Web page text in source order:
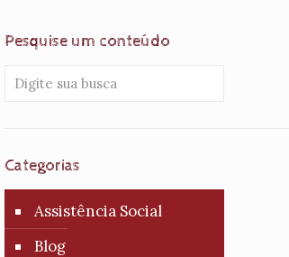
Pesquise um conteúdo
Categorias
Assistência Social
Blog